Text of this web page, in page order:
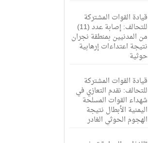
قيادة القوات المشتركة
للتحالف: إصابة عدد (11)
من المدنيين بمنطقة نجران
نتيجة اعتداءات إرهابية
حوثية
قيادة القوات المشتركة
للتحالف: نقدم التعازي في
شهداء القوات المسلحة
اليمنية الأبطال نتيجة
الهجوم الحوثي الغادر